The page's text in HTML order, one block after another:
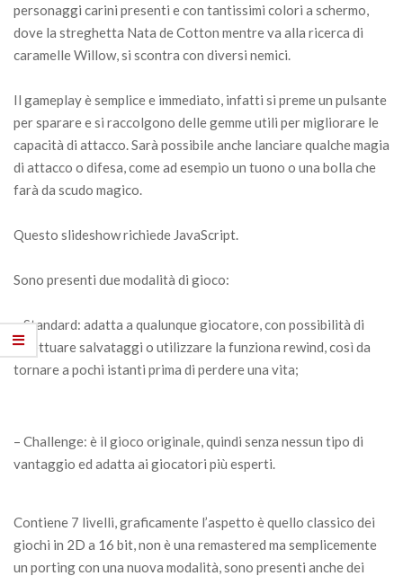
personaggi carini presenti e con tantissimi colori a schermo,
dove la streghetta Nata de Cotton mentre va alla ricerca di
caramelle Willow, si scontra con diversi nemici.
Il gameplay è semplice e immediato, infatti si preme un pulsante
per sparare e si raccolgono delle gemme utili per migliorare le
capacità di attacco. Sarà possibile anche lanciare qualche magia
di attacco o difesa, come ad esempio un tuono o una bolla che
farà da scudo magico.
Questo slideshow richiede JavaScript.
Sono presenti due modalità di gioco:
– Standard: adatta a qualunque giocatore, con possibilità di
effettuare salvataggi o utilizzare la funziona rewind, così da
tornare a pochi istanti prima di perdere una vita;
– Challenge: è il gioco originale, quindi senza nessun tipo di
vantaggio ed adatta ai giocatori più esperti.
Contiene 7 livelli, graficamente l’aspetto è quello classico dei
giochi in 2D a 16 bit, non è una remastered ma semplicemente
un porting con una nuova modalità, sono presenti anche dei